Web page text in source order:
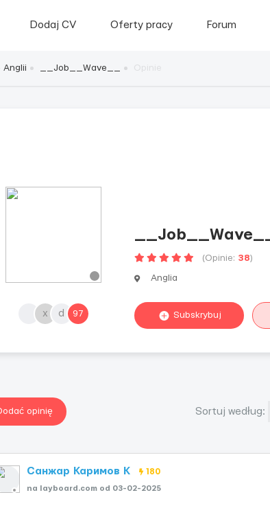
Dodaj CV Oferty pracy Forum
Anglii __Job__Wave__
х d 97
__Job__Wave__
(Opinie: 38)
Anglia
Subskrybuj
opinię Sortuj według:
Санжар Каримов K 180
na layboard.com od 03-02-2025